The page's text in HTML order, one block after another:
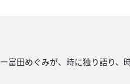
田めぐみが、時に独り語り、